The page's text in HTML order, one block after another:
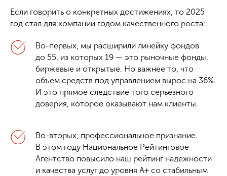
Если говорить о конкретных достижениях, то 2025
год стал для компании годом качественного роста:
Во-первых, мы расширили линейку фондов
до 55, из которых 19 — это рыночные фонды,
биржевые и открытые. Но важнее то, что
объем средств под управлением вырос на 36%.
И это прямое следствие того серьезного
доверия, которое оказывают нам клиенты.
Во-вторых, профессиональное признание.
В этом году Национальное Рейтинговое
Агентство повысило наш рейтинг надежности
и качества услуг до уровня А+ со стабильным